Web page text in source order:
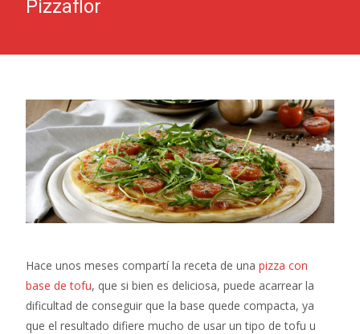
Pizzaflor
Hace unos meses compartí la receta de una pizza con
base de tofu, que si bien es deliciosa, puede acarrear la
dificultad de conseguir que la base quede compacta, ya
que el resultado difiere mucho de usar un tipo de tofu u